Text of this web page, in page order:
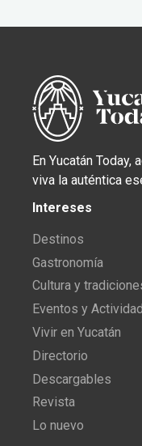
En Yucatán Today,
viva la auténtica
Intereses
Destinos
Gastronomía
Cultura y
Eventos y
Vivir en Yucatán
Directorio
Descargables
Revista
Lo nuevo